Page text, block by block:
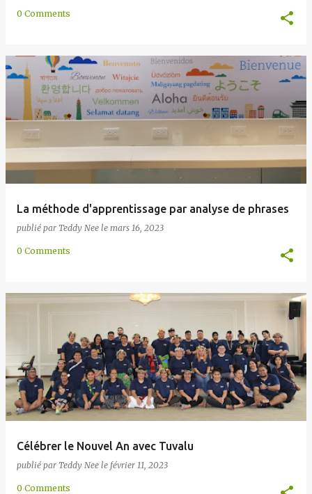
0 Comments
La méthode d'apprentissage par analyse de phrases
publié par Teddy Nee le mars 16, 2023
0 Comments
Célébrer le Nouvel An avec Tuvalu
publié par Teddy Nee le février 11, 2023
0 Comments